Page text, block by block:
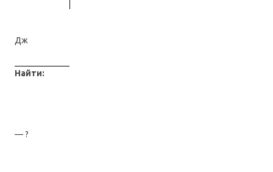
Дж
Найти:
— ?